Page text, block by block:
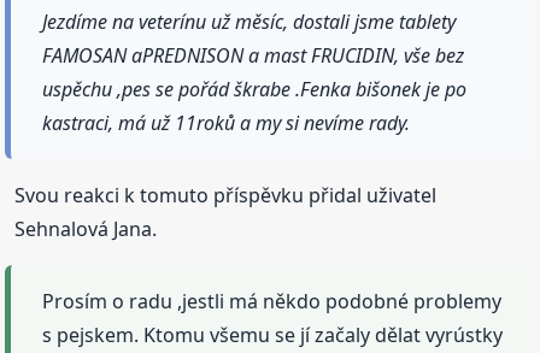
Jezdíme na veterínu už měsíc, dostali jsme tablety
FAMOSAN aPREDNISON a mast FRUCIDIN, vše bez
uspěchu ,pes se pořád škrabe .Fenka bišonek je po
kastraci, má už 11roků a my si nevíme rady.
Svou reakci k tomuto příspěvku přidal uživatel
Sehnalová Jana.
Prosím o radu ,jestli má někdo podobné problemy
s pejskem. Ktomu všemu se jí začaly dělat vyrústky